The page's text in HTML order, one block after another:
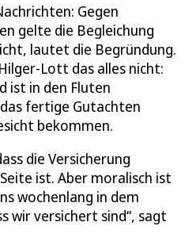
Gegen
gelte die Begleichung
lautet die Begründung.
Lott das alles nicht:
ist in den Fluten
fertige Gutachten
bekommen.
die Versicherung
ist. Aber moralisch ist
wochenlang in dem
wir versichert sind“, sagt